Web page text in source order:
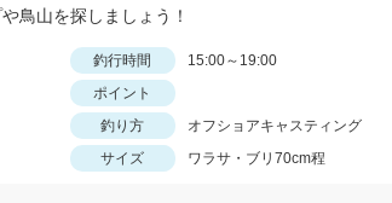
鳥山を探しましょう！
釣行時間
15:00～19:00
ポイント
釣り方
オフショアキャスティング
サイズ ワラサ・ブリ70cm程